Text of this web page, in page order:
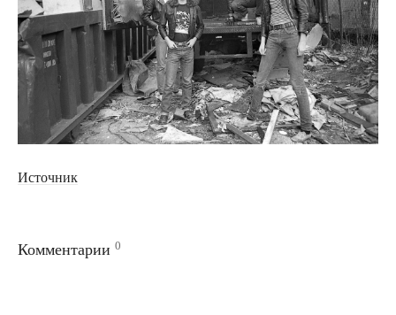
Источник
Комментарии 0